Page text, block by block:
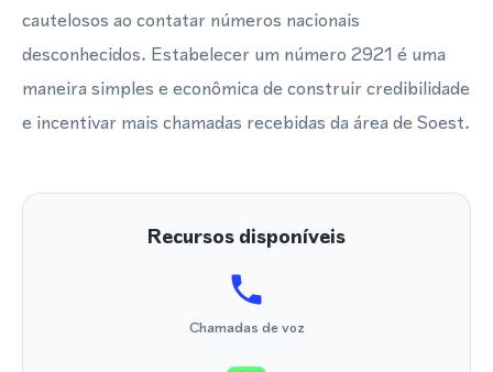
cautelosos ao contatar números nacionais
desconhecidos. Estabelecer um número 2921 é uma
maneira simples e econômica de construir credibilidade
e incentivar mais chamadas recebidas da área de Soest.
Recursos disponíveis
Chamadas de voz